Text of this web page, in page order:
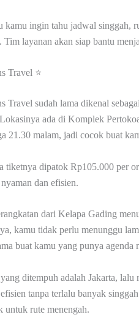
kamu ingin tahu jadwal singgah,
Tim layanan akan siap bantu
Travel ⭐
Travel sudah lama dikenal
ada di Komplek
21.30 malam, jadi cocok buat
tiketnya dipatok Rp105.000 per
dan efisien.
dari Kelapa Gading
kamu tidak perlu menunggu
buat kamu yang punya agenda
ditempuh adalah Jakarta,
tanpa terlalu banyak
untuk rute menengah.